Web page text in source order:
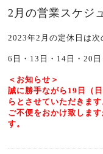
2月の営業スケジ
2023年2月の定休日は次
6日・13日・14日・20日
＜お知らせ＞
誠に勝手ながら 19日（
らとさせていただきます
ご不便をおかけ致しま
す。